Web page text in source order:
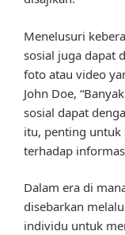
Menelusuri
sosial juga dapat
foto atau video
John Doe,
sosial dapat
itu, penting untuk
terhadap
Dalam era di
disebarkan
individu untuk